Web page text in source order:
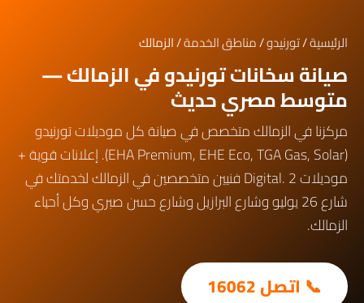
الرئيسية/تورنيدو/مناطق الخدمة/ الزمالك
صيانة سخانات تورنيدو في الزمالك —
متوسط مصري حديث
مركزنا في الزمالك متخصص في صيانة كل موديلات تورنيدو
(EHA Premium, EHE Eco, TGA Gas, Solar). إعلانات قوية +
موديلات Digital. 2 فنيين متخصصين في الزمالك لخدمتك في
شارع 26 يوليو وشارع البرازيل وشارع حسن صبري وكل أحياء
الزمالك.
📞 اتصل 16062